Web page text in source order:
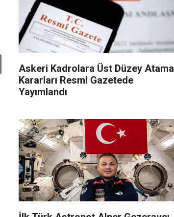
Askeri Kadrolara Üst Düzey Atama
Kararları Resmi Gazetede
Yayımlandı